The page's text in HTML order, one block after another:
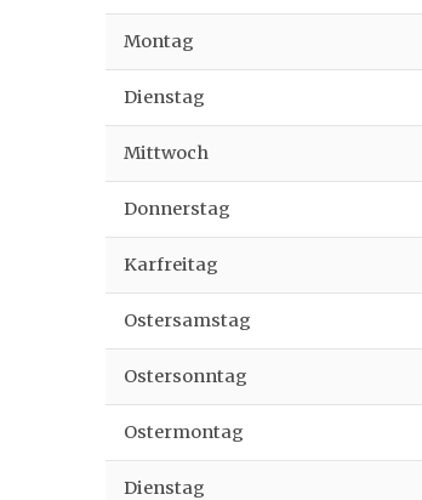
Montag
Dienstag
Mittwoch
Donnerstag
Karfreitag
Ostersamstag
Ostersonntag
Ostermontag
Dienstag